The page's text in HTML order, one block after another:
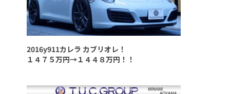
2016y911カレラ カブリオレ！
１４７５万円→１４４８万円！！